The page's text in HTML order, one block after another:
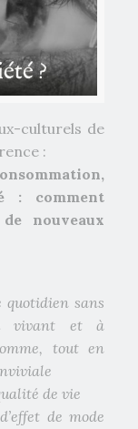
culturels de
:
: comment
nouveaux
sans
vivant et à
tout en
de vie
de mode